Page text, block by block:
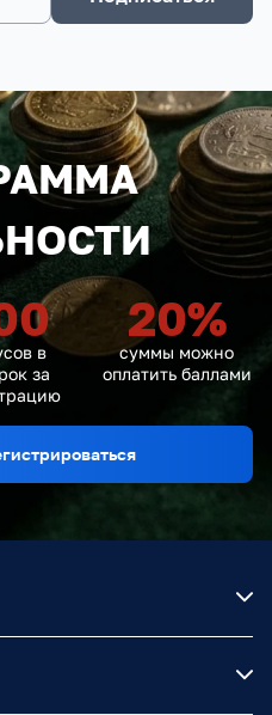
в
за
20%
суммы можно
оплатить баллами